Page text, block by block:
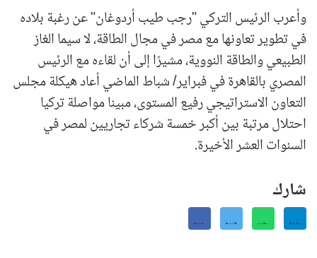
وأعرب الرئيس التركي "رجب طيب أردوغان" عن رغبة بلاده
في تطوير تعاونها مع مصر في مجال الطاقة، لا سيما الغاز
الطبيعي والطاقة النووية، مشيرًا إلى أن لقاءه مع الرئيس
المصري بالقاهرة في فبراير/ شباط الماضي أعاد هيكلة مجلس
التعاون الاستراتيجي رفيع المستوى، مبينا مواصلة تركيا
احتلال مرتبة بين أكبر خمسة شركاء تجاريين لمصر في
السنوات العشر الأخيرة.
شارك